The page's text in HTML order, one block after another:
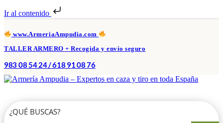
Ir al contenido
www.ArmeriaAmpudia.com
TALLER ARMERO + Recogida y envío seguro
983 08 54 24 / 618 91 08 76